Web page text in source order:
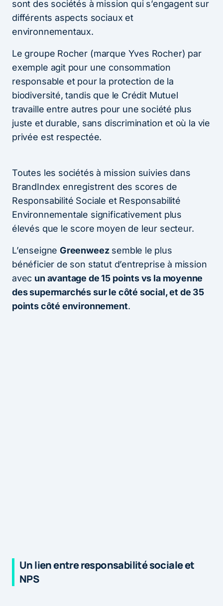
sont des sociétés à mission qui s’engagent sur
différents aspects sociaux et
environnementaux.
Le groupe Rocher (marque Yves Rocher) par
exemple agit pour une consommation
responsable et pour la protection de la
biodiversité, tandis que le Crédit Mutuel
travaille entre autres pour une société plus
juste et durable, sans discrimination et où la vie
privée est respectée.
Toutes les sociétés à mission suivies dans
BrandIndex enregistrent des scores de
Responsabilité Sociale et Responsabilité
Environnementale significativement plus
élevés que le score moyen de leur secteur.
L’enseigneGreenweezsemble le plus
bénéficier de son statut d’entreprise à mission
avec un avantage de 15 points vs la moyenne
des supermarchés sur le côté social, et de 35
points côté environnement.
Un lien entre responsabilité sociale et
NPS